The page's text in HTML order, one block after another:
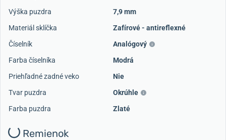
Výška puzdra
7,9 mm
Materiál sklíčka
Zafírové - antireflexné
Číselník
Analógový
Farba číselníka
Modrá
Priehľadné zadné veko
Nie
Tvar puzdra
Okrúhle
Farba puzdra
Zlaté
Remienok